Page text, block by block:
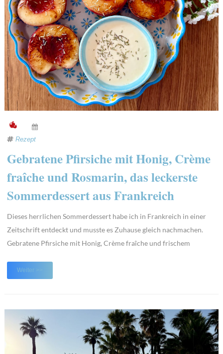
Rezept
Gebratene Pfirsiche mit Honig, Crème
fraîche und Rosmarin, das leckerste
Sommerdessert aus Frankreich
Dieses herrlichen Sommerdessert habe ich in Frankreich in einer
Zeitschrift entdeckt und musste es Zuhause gleich nachmachen.
Gebratene Pfirsiche mit Honig, Crème fraîche und frischem
Zutaten und ungefähr15 Minuten Zeit. Ich habe das Rezept mit
Weiter >>